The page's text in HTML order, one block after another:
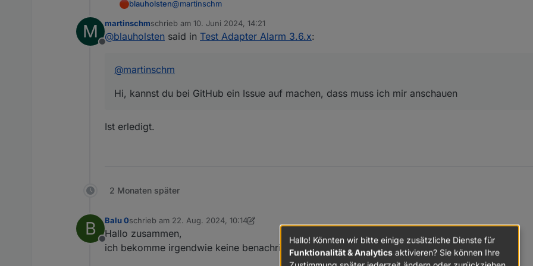
blauholsten@martinschm
Hi, kannst du bei GitHub ein Issue auf machen, dass muss ich mir anschauen
M
Offline
martinschmschrieb am 10. Juni 2024, 14:21
zuletzt editiert von
@blauholsten said in Test Adapter Alarm 3.6.x:
@martinschm
Hi, kannst du bei GitHub ein Issue auf machen, dass muss ich mir anschauen
Ist erledigt.
2 Monaten später
B
Offline
Balu 0schrieb am 22. Aug. 2024, 10:14
zuletzt editiert von Balu 0
Hallo zusammen,
ich bekomme irgendwie keine benachrichtigungen über pushover.
Hallo! Könnten wir bitte einige zusätzliche Dienste für
Funktionalität & Analytics aktivieren? Sie können Ihre